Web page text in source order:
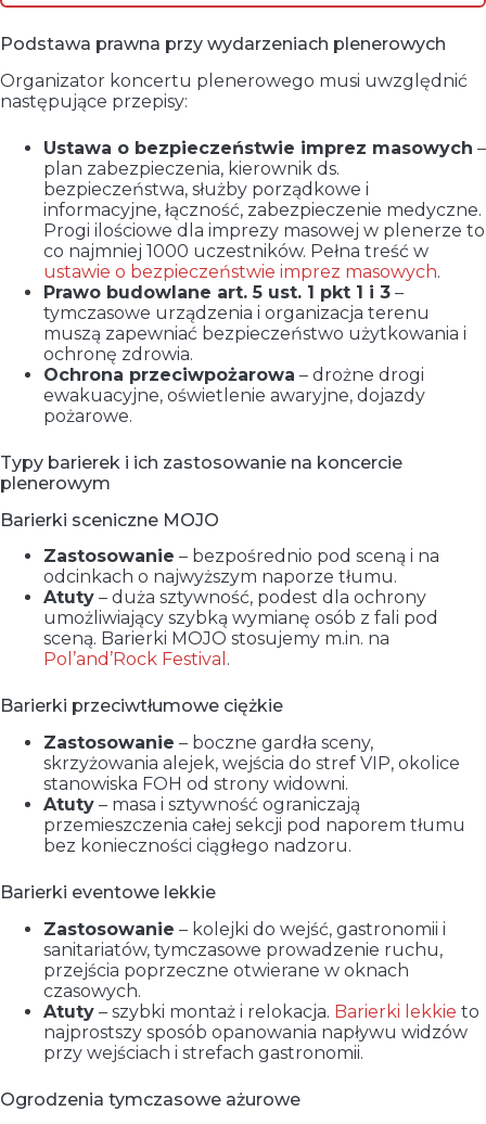
Podstawa prawna przy wydarzeniach plenerowych
Organizator koncertu plenerowego musi uwzględnić
następujące przepisy:
Ustawa o bezpieczeństwie imprez masowych –
plan zabezpieczenia, kierownik ds.
bezpieczeństwa, służby porządkowe i
informacyjne, łączność, zabezpieczenie medyczne.
Progi ilościowe dla imprezy masowej w plenerze to
co najmniej 1000 uczestników. Pełna treść w
ustawie o bezpieczeństwie imprez masowych.
Prawo budowlane art. 5 ust. 1 pkt 1 i 3 –
tymczasowe urządzenia i organizacja terenu
muszą zapewniać bezpieczeństwo użytkowania i
ochronę zdrowia.
Ochrona przeciwpożarowa – drożne drogi
ewakuacyjne, oświetlenie awaryjne, dojazdy
pożarowe.
Typy barierek i ich zastosowanie na koncercie
plenerowym
Barierki sceniczne MOJO
Zastosowanie – bezpośrednio pod sceną i na
odcinkach o najwyższym naporze tłumu.
Atuty – duża sztywność, podest dla ochrony
umożliwiający szybką wymianę osób z fali pod
sceną. Barierki MOJO stosujemy m.in. na
Pol’and’Rock Festival .
Barierki przeciwtłumowe ciężkie
Zastosowanie – boczne gardła sceny,
skrzyżowania alejek, wejścia do stref VIP, okolice
stanowiska FOH od strony widowni.
Atuty – masa i sztywność ograniczają
przemieszczenia całej sekcji pod naporem tłumu
bez konieczności ciągłego nadzoru.
Barierki eventowe lekkie
Zastosowanie – kolejki do wejść, gastronomii i
sanitariatów, tymczasowe prowadzenie ruchu,
przejścia poprzeczne otwierane w oknach
czasowych.
Atuty – szybki montaż i relokacja. Barierki lekkie to
najprostszy sposób opanowania napływu widzów
przy wejściach i strefach gastronomii.
Ogrodzenia tymczasowe ażurowe